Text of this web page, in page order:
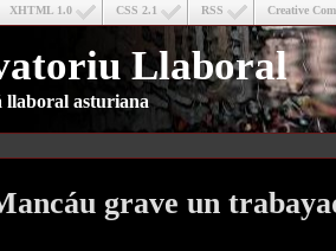
Creative
RSS
CSS 2.1
XHTML 1.0
Llaboral
llaboral asturiana
grave un